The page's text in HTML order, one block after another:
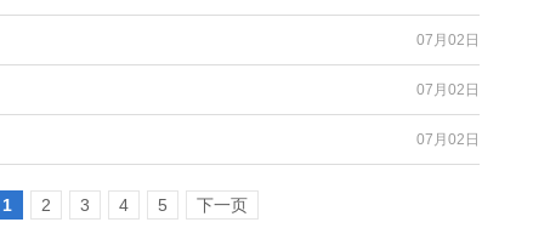
07月02日
07月02日
07月02日
1 2 3 4 5 下一页